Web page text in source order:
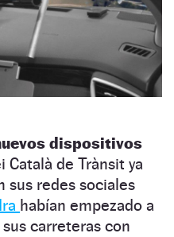
dispositivos
Català de Trànsit ya
sus redes sociales
habían empezado a
carreteras con